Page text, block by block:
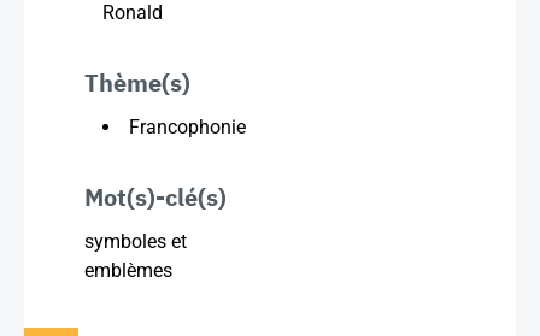
Ronald
Thème(s)
Francophonie
Mot(s)-clé(s)
symboles et
emblèmes